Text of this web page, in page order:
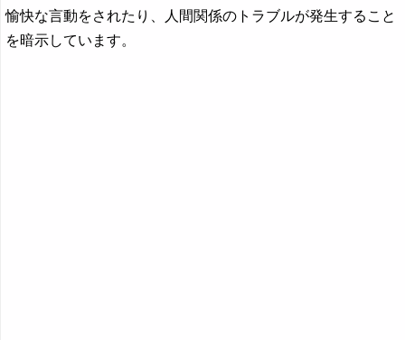
愉快な言動をされたり、人間関係のトラブルが発生すること
を暗示しています。